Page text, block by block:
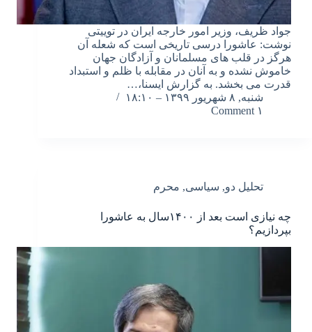
جواد ظریف، وزیر امور خارجه ایران در توییتی
نوشت: عاشورا درسی تاریخی است که شعله آن
هرگز در قلب های مسلمانان و آزادگان جهان
خاموش نشده و به آنان در مقابله با ظلم و استبداد
قدرت می بخشد. به گزارش ایسنا،…
شنبه, ۸ شهریور ۱۳۹۹ – ۱۸:۱۰
۱ Comment
تحلیل دو, سیاسی, محرم
چه نیازی است بعد از ۱۴۰۰سال به عاشورا
بپردازیم؟